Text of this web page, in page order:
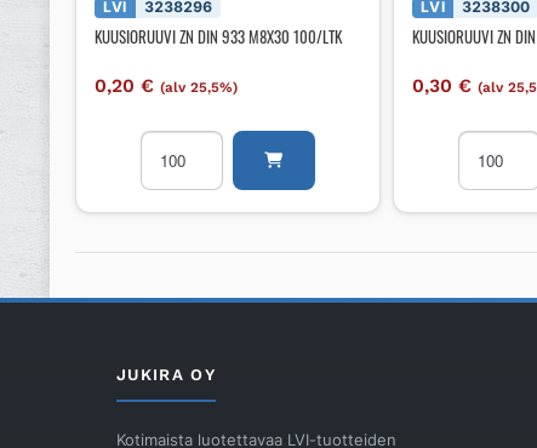
LVI 3238296
KUUSIORUUVI ZN DIN 933 M8X30 100/LTK
0,20€ (alv 25,5%)
KUUSIORUUVI
DIN
M8X30
määrä
LVI 3238300
KUUSIORUUVI ZN
0,30€ (alv
ZN
DIN
M8X50
määrä
JUKIRA OY
Kotimaista luotettavaa LVI-tuotteiden